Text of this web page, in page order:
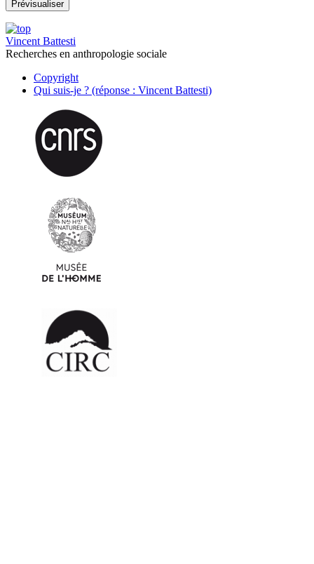
Vincent Battesti
Recherches en anthropologie sociale
Copyright
Qui suis-je ? (réponse : Vincent Battesti)